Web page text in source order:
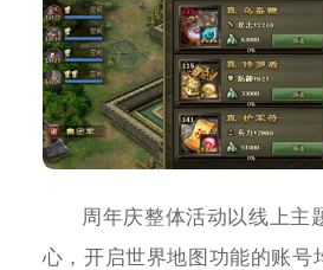
周年庆整体活动以线上主
心，开启世界地图功能的账号